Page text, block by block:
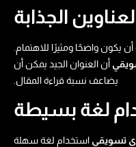
الجذابة
يكون واضحًا ومثيرًا للاهتمام.
أن العنوان الجيد يمكن أن
يضاعف نسبة قراءة المقال.
لغة بسيطة
تسويقي​ استخدام لغة سهلة